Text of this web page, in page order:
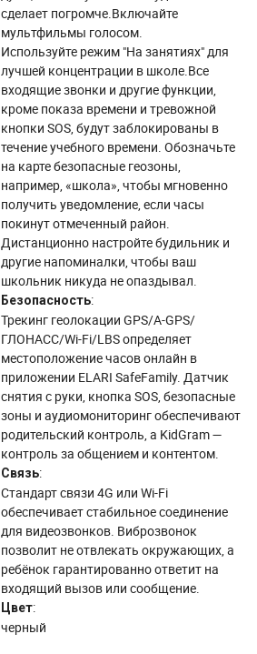
сделает погромче.Включайте
мультфильмы голосом.
Используйте режим "На занятиях" для
лучшей концентрации в школе.Все
входящие звонки и другие функции,
кроме показа времени и тревожной
кнопки SOS, будут заблокированы в
течение учебного времени. Обозначьте
на карте безопасные геозоны,
например, «школа», чтобы мгновенно
получить уведомление, если часы
покинут отмеченный район.
Дистанционно настройте будильник и
другие напоминалки, чтобы ваш
школьник никуда не опаздывал.
Безопасность:
Трекинг геолокации GPS/A-GPS/
ГЛОНАСС/Wi-Fi/LBS определяет
местоположение часов онлайн в
приложении ELARI SafeFamily. Датчик
снятия с руки, кнопка SOS, безопасные
зоны и аудиомониторинг обеспечивают
родительский контроль, а KidGram —
контроль за общением и контентом.
Связь:
Стандарт связи 4G или Wi-Fi
обеспечивает стабильное соединение
для видеозвонков. Виброзвонок
позволит не отвлекать окружающих, а
ребёнок гарантированно ответит на
входящий вызов или сообщение.
Цвет:
черный